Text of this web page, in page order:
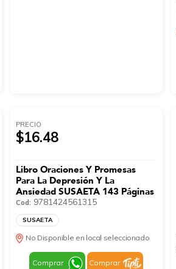
PRECIO
$16.48
Libro Oraciones Y Promesas
Para La Depresión Y La
Ansiedad SUSAETA 143 Páginas
Cod: 9781424561315
SUSAETA
No Disponible en local seleccionado
Comprar Comprar